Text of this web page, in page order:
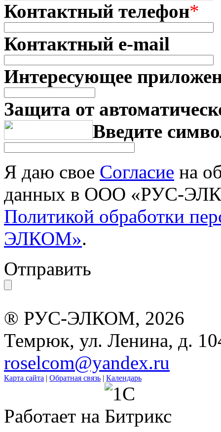
Контактный телефон*
Контактный e-mail
Интересующее
Защита от
Введите
Я даю свое Согласие на
данных в ООО «РУС-
Политикой обработки
ЭЛКОМ».
Отправить
® РУС-ЭЛКОМ, 2026
Темрюк, ул. Ленина, д.
roselcom@yandex.ru
Карта сайта | Обратная связь | Календарь
Работает на